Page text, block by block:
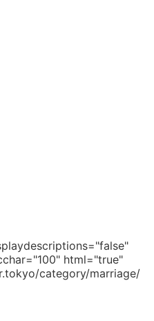
html="true"
category/marriage/